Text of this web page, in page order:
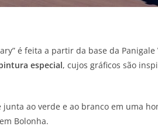
é feita a partir da base da
especial, cujos gráficos são
ao verde e ao branco em uma
Bolonha.